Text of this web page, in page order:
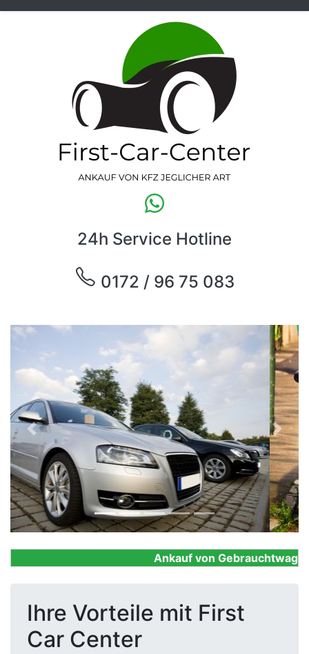
24h Service Hotline
0172 / 96 75 083
Previous Next
Ankauf von
Ihre Vorteile mit First
Car Center